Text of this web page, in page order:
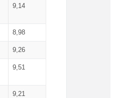
9,14
8,98
9,26
9,51
9,21